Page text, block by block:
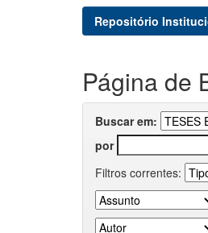
Repositório
Página de
Buscar em:
por
Filtros correntes: